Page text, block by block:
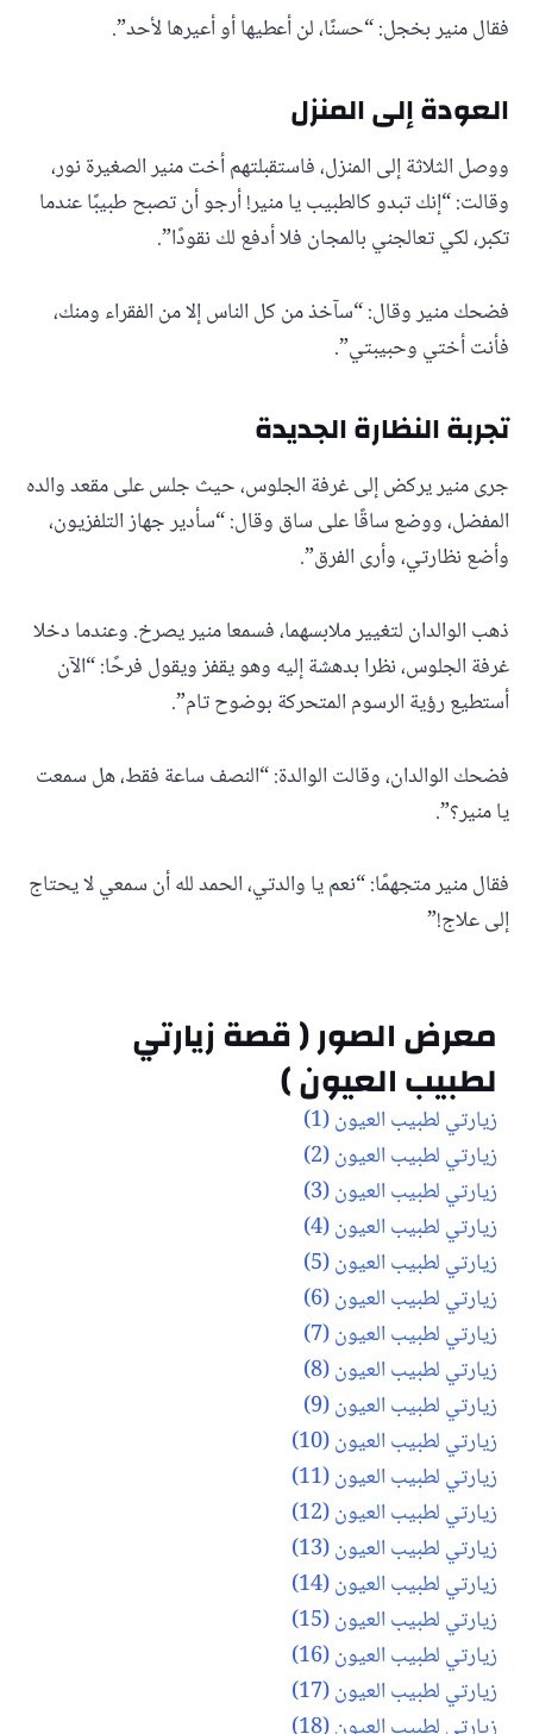
فقال منير بخجل: “حسنًا، لن أعطيها أو أعيرها لأحد”.
العودة إلى المنزل
ووصل الثلاثة إلى المنزل، فاستقبلتهم أخت منير الصغيرة نور،
وقالت: “إنك تبدو كالطبيب يا منير! أرجو أن تصبح طبيبًا عندما
تكبر، لكي تعالجني بالمجان فلا أدفع لك نقودًا”.
فضحك منير وقال: “سآخذ من كل الناس إلا من الفقراء ومنك،
فأنت أختي وحبيبتي”.
تجربة النظارة الجديدة
جرى منير يركض إلى غرفة الجلوس، حيث جلس على مقعد والده
المفضل، ووضع ساقًا على ساق وقال: “سأدير جهاز التلفزيون،
وأضع نظارتي، وأرى الفرق”.
ذهب الوالدان لتغيير ملابسهما، فسمعا منير يصرخ. وعندما دخلا
غرفة الجلوس، نظرا بدهشة إليه وهو يقفز ويقول فرحًا: “الآن
أستطيع رؤية الرسوم المتحركة بوضوح تام”.
فضحك الوالدان، وقالت الوالدة: “النصف ساعة فقط، هل سمعت
يا منير؟”.
فقال منير متجهمًا: “نعم يا والدتي، الحمد لله أن سمعي لا يحتاج
إلى علاج!”
معرض الصور ( قصة زيارتي
لطبيب العيون )
زيارتي لطبيب العيون (1)
زيارتي لطبيب العيون (2)
زيارتي لطبيب العيون (3)
زيارتي لطبيب العيون (4)
زيارتي لطبيب العيون (5)
زيارتي لطبيب العيون (6)
زيارتي لطبيب العيون (7)
زيارتي لطبيب العيون (8)
زيارتي لطبيب العيون (9)
زيارتي لطبيب العيون (10)
زيارتي لطبيب العيون (11)
زيارتي لطبيب العيون (12)
زيارتي لطبيب العيون (13)
زيارتي لطبيب العيون (14)
زيارتي لطبيب العيون (15)
زيارتي لطبيب العيون (16)
زيارتي لطبيب العيون (17)